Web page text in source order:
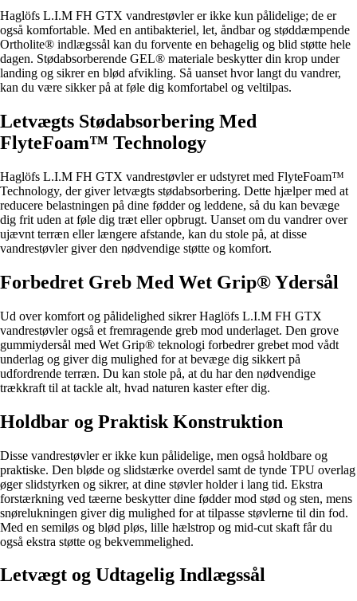
Haglöfs L.I.M FH GTX vandrestøvler er ikke kun pålidelige; de er
også komfortable. Med en antibakteriel, let, åndbar og støddæmpende
Ortholite® indlægssål kan du forvente en behagelig og blid støtte hele
dagen. Stødabsorberende GEL® materiale beskytter din krop under
landing og sikrer en blød afvikling. Så uanset hvor langt du vandrer,
kan du være sikker på at føle dig komfortabel og veltilpas.
Letvægts Stødabsorbering Med
FlyteFoam™ Technology
Haglöfs L.I.M FH GTX vandrestøvler er udstyret med FlyteFoam™
Technology, der giver letvægts stødabsorbering. Dette hjælper med at
reducere belastningen på dine fødder og leddene, så du kan bevæge
dig frit uden at føle dig træt eller opbrugt. Uanset om du vandrer over
ujævnt terræn eller længere afstande, kan du stole på, at disse
vandrestøvler giver den nødvendige støtte og komfort.
Forbedret Greb Med Wet Grip® Ydersål
Ud over komfort og pålidelighed sikrer Haglöfs L.I.M FH GTX
vandrestøvler også et fremragende greb mod underlaget. Den grove
gummiydersål med Wet Grip® teknologi forbedrer grebet mod vådt
underlag og giver dig mulighed for at bevæge dig sikkert på
udfordrende terræn. Du kan stole på, at du har den nødvendige
trækkraft til at tackle alt, hvad naturen kaster efter dig.
Holdbar og Praktisk Konstruktion
Disse vandrestøvler er ikke kun pålidelige, men også holdbare og
praktiske. Den bløde og slidstærke overdel samt de tynde TPU overlag
øger slidstyrken og sikrer, at dine støvler holder i lang tid. Ekstra
forstærkning ved tæerne beskytter dine fødder mod stød og sten, mens
snørelukningen giver dig mulighed for at tilpasse støvlerne til din fod.
Med en semiløs og blød pløs, lille hælstrop og mid-cut skaft får du
også ekstra støtte og bekvemmelighed.
Letvægt og Udtagelig Indlægssål